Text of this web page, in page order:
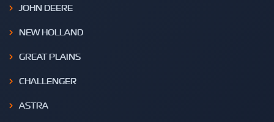
JOHN DEERE
NEW HOLLAND
GREAT PLAINS
CHALLENGER
ASTRA